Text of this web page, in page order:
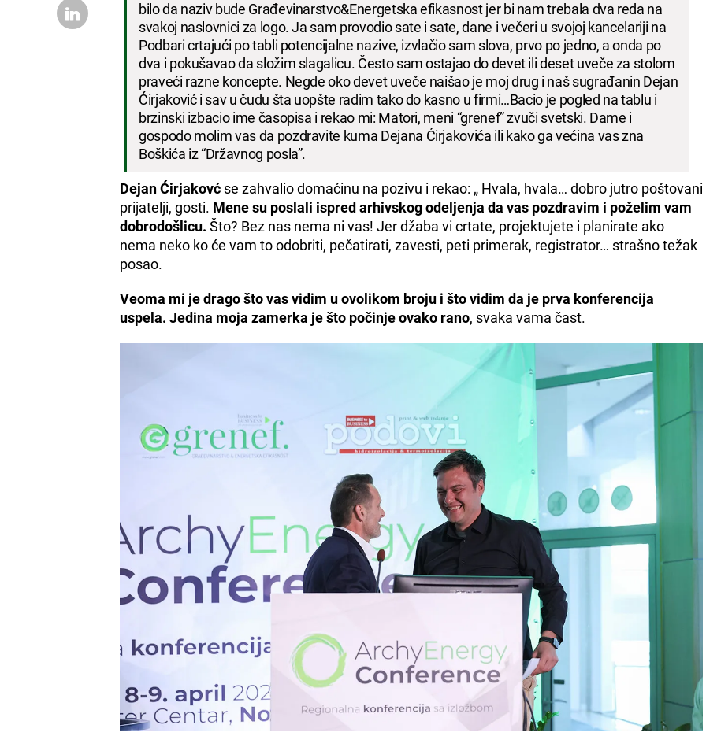
bilo da naziv bude Građevinarstvo&Energetska efikasnost jer bi nam trebala dva reda na
svakoj naslovnici za logo. Ja sam provodio sate i sate, dane i večeri u svojoj kancelariji na
Podbari crtajući po tabli potencijalne nazive, izvlačio sam slova, prvo po jedno, a onda po
dva i pokušavao da složim slagalicu. Često sam ostajao do devet ili deset uveče za stolom
praveći razne koncepte. Negde oko devet uveče naišao je moj drug i naš sugrađanin Dejan
Ćirjaković i sav u čudu šta uopšte radim tako do kasno u firmi…Bacio je pogled na tablu i
brzinski izbacio ime časopisa i rekao mi: Matori, meni “grenef” zvuči svetski. Dame i
gospodo molim vas da pozdravite kuma Dejana Ćirjakovića ili kako ga većina vas zna
Boškića iz “Državnog posla”.
Dejan Ćirjakovć se zahvalio domaćinu na pozivu i rekao: „ Hvala, hvala… dobro jutro poštovani
prijatelji, gosti. Mene su poslali ispred arhivskog odeljenja da vas pozdravim i poželim vam
dobrodošlicu. Što? Bez nas nema ni vas! Jer džaba vi crtate, projektujete i planirate ako
nema neko ko će vam to odobriti, pečatirati, zavesti, peti primerak, registrator… strašno težak
posao.
Veoma mi je drago što vas vidim u ovolikom broju i što vidim da je prva konferencija
uspela. Jedina moja zamerka je što počinje ovako rano, svaka vama čast.